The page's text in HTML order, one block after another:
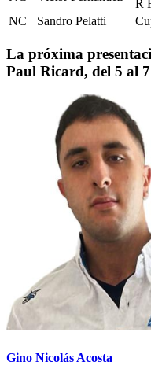
R
NC
Sandro Pelatti
La próxima
Paul Ricard, del 5 al
Gino Nicolás Acosta